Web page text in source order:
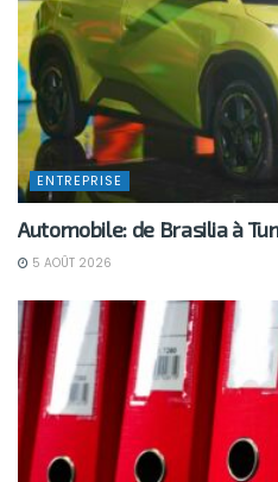
ENTREPRISE
Automobile: de Brasilia à
5 AOÛT 2026